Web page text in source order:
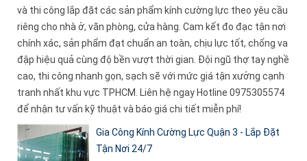
và thi công lắp đặt các sản phẩm kính cường lực theo yêu cầu
riêng cho nhà ở, văn phòng, cửa hàng. Cam kết đo đạc tận nơi
chính xác, sản phẩm đạt chuẩn an toàn, chịu lực tốt, chống va
đập hiệu quả cùng độ bền vượt thời gian. Đội ngũ thợ tay nghề
cao, thi công nhanh gọn, sạch sẽ với mức giá tận xưởng cạnh
tranh nhất khu vực TPHCM. Liên hệ ngay Hotline 0975305574
để nhận tư vấn kỹ thuật và báo giá chi tiết miễn phí!
Gia Công Kính Cường Lực Quận 3 - Lắp Đặt
Tận Nơi 24/7